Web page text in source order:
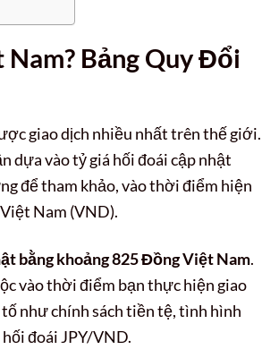
Bảng Quy Đổi
giao dịch nhiều nhất trên thế giới.
dựa vào tỷ giá hối đoái cập nhật
để tham khảo, vào thời điểm hiện
Nam (VND).
bằng khoảng 825 Đồng Việt Nam.
vào thời điểm bạn thực hiện giao
như chính sách tiền tệ, tình hình
đoái JPY/VND.